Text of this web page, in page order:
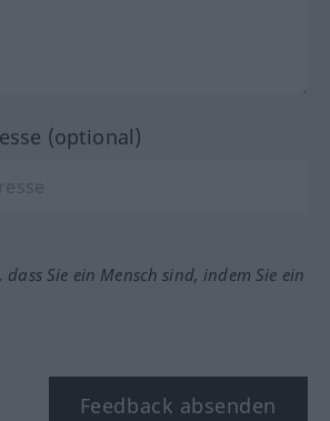
(optional)
Sie ein Mensch sind, indem Sie ein
Feedback absenden